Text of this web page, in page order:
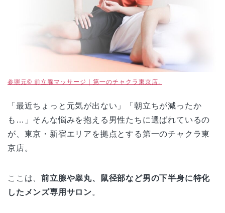
参照元© 前立腺マッサージ｜第一のチャクラ東京店.
「最近ちょっと元気が出ない」「朝立ちが減ったか
も…」そんな悩みを抱える男性たちに選ばれているの
が、東京・新宿エリアを拠点とする第一のチャクラ東
京店。
ここは、前立腺や睾丸、鼠径部など男の下半身に特化
したメンズ専用サロン。